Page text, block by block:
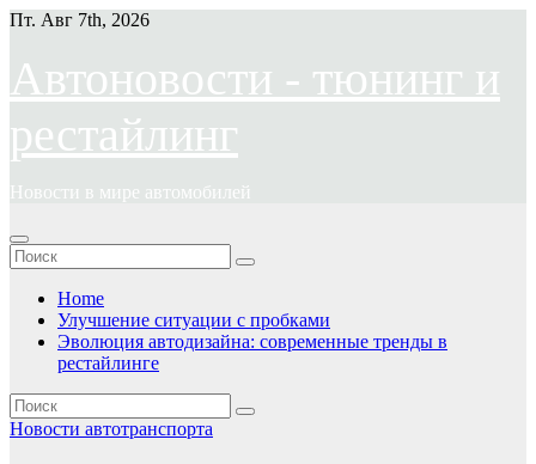
Перейти
содержимому
Пт. Авг 7th, 2026
Автоновости - тюнинг и
рестайлинг
Новости в мире автомобилей
Home
Улучшение ситуации с пробками
Эволюция автодизайна: современные тренды в
рестайлинге
Новости автотранспорта